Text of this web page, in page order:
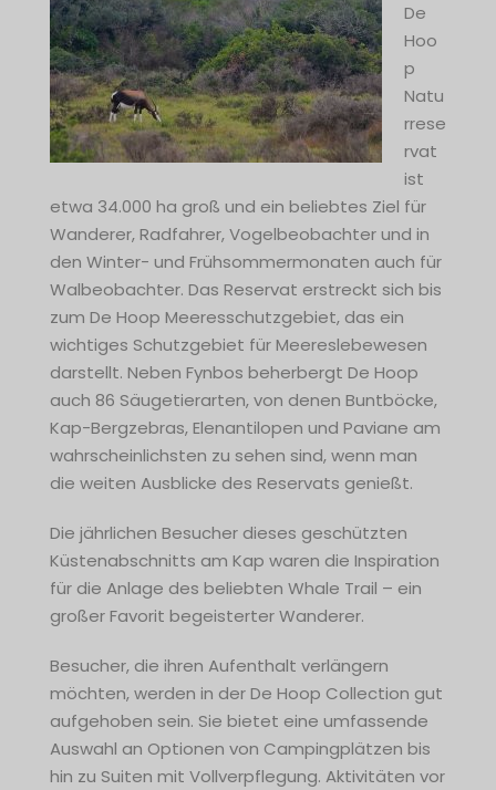
De
Hoo
p
Natu
rrese
rvat
ist
etwa 34.000 ha groß und ein beliebtes Ziel für
Wanderer, Radfahrer, Vogelbeobachter und in
den Winter- und Frühsommermonaten auch für
Walbeobachter. Das Reservat erstreckt sich bis
zum De Hoop Meeresschutzgebiet, das ein
wichtiges Schutzgebiet für Meereslebewesen
darstellt. Neben Fynbos beherbergt De Hoop
auch 86 Säugetierarten, von denen Buntböcke,
Kap-Bergzebras, Elenantilopen und Paviane am
wahrscheinlichsten zu sehen sind, wenn man
die weiten Ausblicke des Reservats genießt.
Die jährlichen Besucher dieses geschützten
Küstenabschnitts am Kap waren die Inspiration
für die Anlage des beliebten Whale Trail – ein
großer Favorit begeisterter Wanderer.
Besucher, die ihren Aufenthalt verlängern
möchten, werden in der De Hoop Collection gut
aufgehoben sein. Sie bietet eine umfassende
Auswahl an Optionen von Campingplätzen bis
hin zu Suiten mit Vollverpflegung. Aktivitäten vor